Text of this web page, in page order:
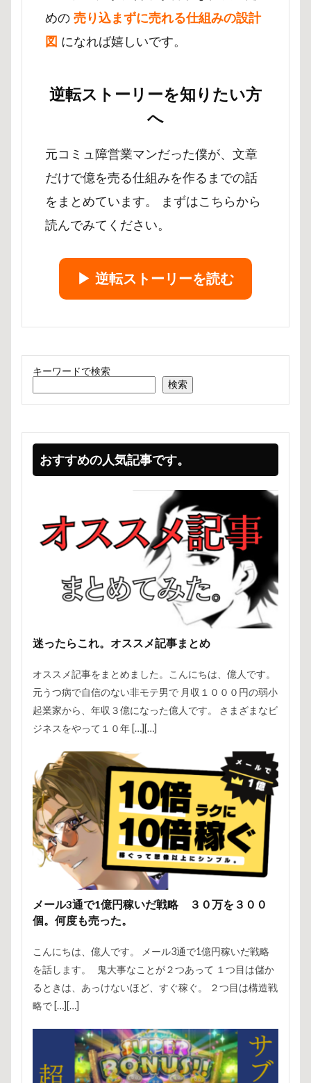
めの 売り込まずに売れる仕組みの設計
図 になれば嬉しいです。
逆転ストーリーを知りたい方
へ
元コミュ障営業マンだった僕が、文章
だけで億を売る仕組みを作るまでの話
をまとめています。 まずはこちらから
読んでみてください。
▶︎ 逆転ストーリーを読む
キーワードで検索
検索
おすすめの人気記事です。
迷ったらこれ。オススメ記事まとめ
オススメ記事をまとめました。こんにちは、億人です。
元うつ病で自信のない非モテ男で 月収１０００円の弱小
起業家から、年収３億になった億人です。 さまざまなビ
ジネスをやって１０年 […][…]
メール3通で1億円稼いだ戦略 ３０万を３００
個。何度も売った。
こんにちは、億人です。 メール3通で1億円稼いだ戦略
を話します。 鬼大事なことが２つあって １つ目は儲か
るときは、あっけないほど、すぐ稼ぐ。 ２つ目は構造戦
略で […][…]